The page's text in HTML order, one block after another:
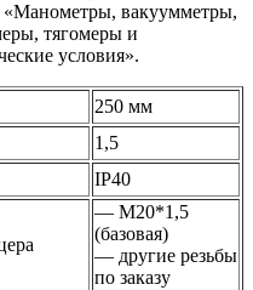
«Манометры, вакуумметры,
тягомеры и
условия».
250 мм
1,5
IP40
— М20*1,5
(базовая)
— другие резьбы
по заказу